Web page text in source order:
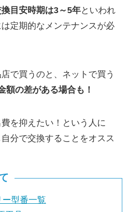
目安時期は3～5年といわれ
定期的なメンテナンスが必
で買うのと、ネットで買う
額の差がある場合も！
を抑えたい！という人に
分で交換することをオスス
型番一覧